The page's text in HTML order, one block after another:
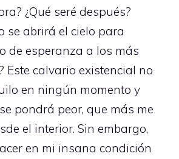
¿Qué seré después?
se abrirá el cielo para
de esperanza a los más
Este calvario existencial no
en ningún momento y
pondrá peor, que más me
el interior. Sin embargo,
en mi insana condición